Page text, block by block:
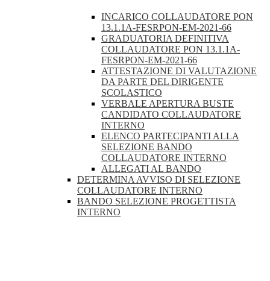
INCARICO COLLAUDATORE PON
13.1.1A-FESRPON-EM-2021-66
GRADUATORIA DEFINITIVA
COLLAUDATORE PON 13.1.1A-
FESRPON-EM-2021-66
ATTESTAZIONE DI VALUTAZIONE
DA PARTE DEL DIRIGENTE
SCOLASTICO
VERBALE APERTURA BUSTE
CANDIDATO COLLAUDATORE
INTERNO
ELENCO PARTECIPANTI ALLA
SELEZIONE BANDO
COLLAUDATORE INTERNO
ALLEGATI AL BANDO
DETERMINA AVVISO DI SELEZIONE
COLLAUDATORE INTERNO
BANDO SELEZIONE PROGETTISTA
INTERNO